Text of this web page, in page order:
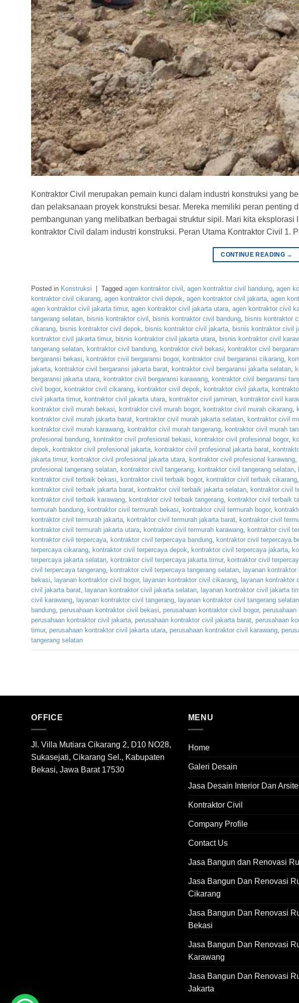
Kontraktor Civil merupakan pemain kunci dalam industri konstruksi yang
dan pelaksanaan proyek konstruksi besar. Mereka memiliki peran penting
pembangunan yang melibatkan berbagai struktur sipil. Mari kita
kontraktor Civil dalam industri konstruksi. Peran Utama Kontraktor Civil 1.
CONTINUE READING →
Posted in Konstruksi Tagged agen kontraktor civil , agen kontraktor civil bandung, agen
kontraktor civil cikarang, agen kontraktor civil depok, agen kontraktor civil jakarta, agen
agen kontraktor civil jakarta timur, agen kontraktor civil jakarta utara, agen kontraktor civil
tangerang selatan, bisnis kontraktor civil , bisnis kontraktor civil bandung, bisnis kontraktor
cikarang, bisnis kontraktor civil depok, bisnis kontraktor civil jakarta, bisnis kontraktor civil
kontraktor civil jakarta timur, bisnis kontraktor civil jakarta utara, bisnis kontraktor civil
tangerang selatan, kontraktor civil bandung, kontraktor civil bekasi, kontraktor civil
bergaransi bekasi, kontraktor civil bergaransi bogor, kontraktor civil bergaransi cikarang,
jakarta, kontraktor civil bergaransi jakarta barat, kontraktor civil bergaransi jakarta selatan,
bergaransi jakarta utara, kontraktor civil bergaransi karawang, kontraktor civil bergaransi
civil bogor, kontraktor civil cikarang, kontraktor civil depok, kontraktor civil jakarta,
civil jakarta timur, kontraktor civil jakarta utara, kontraktor civil jaminan, kontraktor civil
kontraktor civil murah bekasi, kontraktor civil murah bogor, kontraktor civil murah cikarang,
kontraktor civil murah jakarta barat, kontraktor civil murah jakarta selatan, kontraktor civil
kontraktor civil murah karawang, kontraktor civil murah tangerang, kontraktor civil murah
profesional bandung, kontraktor civil profesional bekasi, kontraktor civil profesional bogor,
depok, kontraktor civil profesional jakarta, kontraktor civil profesional jakarta barat,
jakarta timur, kontraktor civil profesional jakarta utara, kontraktor civil profesional karawang,
profesional tangerang selatan, kontraktor civil tangerang, kontraktor civil tangerang selatan,
kontraktor civil terbaik bekasi, kontraktor civil terbaik bogor, kontraktor civil terbaik cikarang,
kontraktor civil terbaik jakarta barat, kontraktor civil terbaik jakarta selatan, kontraktor civil
kontraktor civil terbaik karawang, kontraktor civil terbaik tangerang, kontraktor civil terbaik
termurah bandung, kontraktor civil termurah bekasi, kontraktor civil termurah bogor,
kontraktor civil termurah jakarta, kontraktor civil termurah jakarta barat, kontraktor civil
kontraktor civil termurah jakarta utara, kontraktor civil termurah karawang, kontraktor civil
kontraktor civil terpercaya, kontraktor civil terpercaya bandung, kontraktor civil terpercaya
terpercaya cikarang, kontraktor civil terpercaya depok, kontraktor civil terpercaya jakarta,
terpercaya jakarta selatan, kontraktor civil terpercaya jakarta timur, kontraktor civil
civil terpercaya tangerang, kontraktor civil terpercaya tangerang selatan, layanan kontraktor
bekasi, layanan kontraktor civil bogor, layanan kontraktor civil cikarang, layanan kontraktor
civil jakarta barat, layanan kontraktor civil jakarta selatan, layanan kontraktor civil jakarta
civil karawang, layanan kontraktor civil tangerang, layanan kontraktor civil tangerang selatan
bandung, perusahaan kontraktor civil bekasi, perusahaan kontraktor civil bogor,
perusahaan kontraktor civil jakarta, perusahaan kontraktor civil jakarta barat, perusahaan
timur, perusahaan kontraktor civil jakarta utara, perusahaan kontraktor civil karawang,
tangerang selatan
OFFICE
Jl. Villa Mutiara Cikarang 2, D10 NO28,
Sukasejati, Cikarang Sel., Kabupaten
Bekasi, Jawa Barat 17530
MENU
Home
Galeri Desain
Jasa Desain Interior Dan
Kontraktor Civil
Company Profile
Contact Us
Jasa Bangun dan Renovasi
Jasa Bangun Dan Renovasi
Cikarang
Jasa Bangun Dan Renovasi
Bekasi
Jasa Bangun Dan Renovasi
Karawang
Jasa Bangun Dan Renovasi
Jakarta